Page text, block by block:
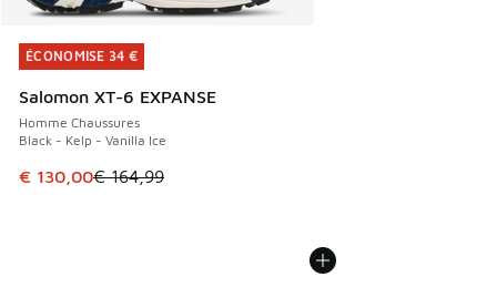
ÉCONOMISE 34 €
Salomon XT-6 EXPANSE
Homme Chaussures
Black - Kelp - Vanilla Ice
Cet article est en promotion. Prix en baisse de € 164,99 à
€ 130,00€ 164,99
ÉCONOMISE 34 €